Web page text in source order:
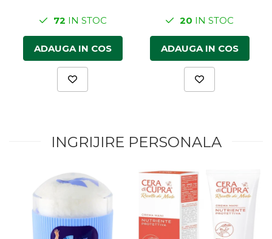
72 IN STOC
ADAUGA IN COS
20 IN STOC
ADAUGA IN COS
INGRIJIRE PERSONALA